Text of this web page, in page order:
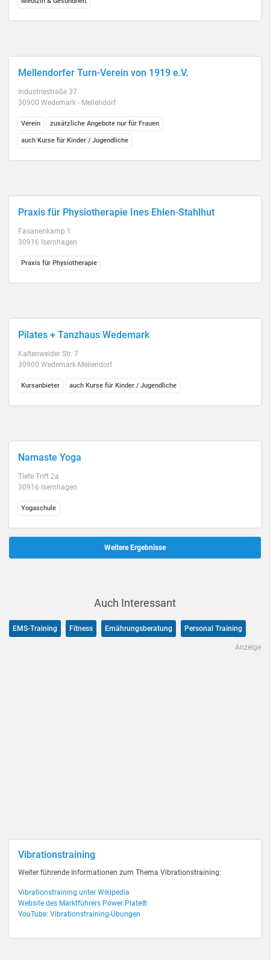
Vibrationstraining
Weiter führende Informationen zum Thema Vibrationstraining:
Vibrationstraining unter Wikipedia
Website des Marktführers Power Plate®
YouTube: Vibrationstraining-Übungen
Mellendorfer Turn-Verein von 1919 e.V.
Industriestraße 37
30900 Wedemark - Mellendorf
Verein zusätzliche Angebote nur für Frauen
auch Kurse für Kinder / Jugendliche
Praxis für Physiotherapie Ines Ehlen-Stahlhut
Fasanenkamp 1
30916 Isernhagen
Praxis für Physiotherapie
Pilates + Tanzhaus Wedemark
Kaltenweider Str. 7
30900 Wedemark-Mellendorf
Kursanbieter auch Kurse für Kinder / Jugendliche
Namaste Yoga
Tiefe Trift 2a
30916 Isernhagen
Yogaschule
Weitere Ergebnisse
Auch Interessant
EMS-Training Fitness Ernährungsberatung Personal Training
Anzeige